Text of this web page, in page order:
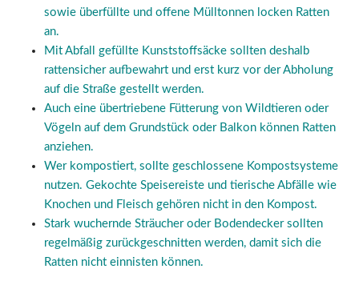
sowie überfüllte und offene Mülltonnen locken Ratten
an.
Mit Abfall gefüllte Kunststoffsäcke sollten deshalb
rattensicher aufbewahrt und erst kurz vor der Abholung
auf die Straße gestellt werden.
Auch eine übertriebene Fütterung von Wildtieren oder
Vögeln auf dem Grundstück oder Balkon können Ratten
anziehen.
Wer kompostiert, sollte geschlossene Kompostsysteme
nutzen. Gekochte Speisereiste und tierische Abfälle wie
Knochen und Fleisch gehören nicht in den Kompost.
Stark wuchernde Sträucher oder Bodendecker sollten
regelmäßig zurückgeschnitten werden, damit sich die
Ratten nicht einnisten können.